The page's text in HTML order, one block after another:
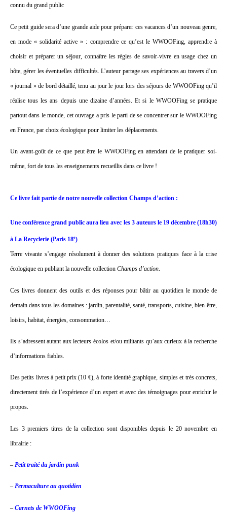
connu du grand public
Ce petit guide sera d’une grande aide pour préparer ces vacances d’un nouveau genre,
en mode « solidarité active » : comprendre ce qu’est le WWOOFing, apprendre à
choisir et préparer un séjour, connaître les règles de savoir-vivre en usage chez un
hôte, gérer les éventuelles difficultés. L’auteur partage ses expériences au travers d’un
« journal » de bord détaillé, tenu au jour le jour lors des séjours de WWOOFing qu’il
réalise tous les ans depuis une dizaine d’années. Et si le WWOOFing se pratique
partout dans le monde, cet ouvrage a pris le parti de se concentrer sur le WWOOFing
en France, par choix écologique pour limiter les déplacements.
Un avant-goût de ce que peut être le WWOOFing en attendant de le pratiquer soi-
même, fort de tous les enseignements recueillis dans ce livre !
Ce livre fait partie de notre nouvelle collection Champs d’action :
Une conférence grand public aura lieu avec les 3 auteurs le 19 décembre (18h30)
à La Recyclerie (Paris 18e)
Terre vivante s’engage résolument à donner des solutions pratiques face à la crise
écologique en publiant la nouvelle collection Champs d’action.
Ces livres donnent des outils et des réponses pour bâtir au quotidien le monde de
demain dans tous les domaines : jardin, parentalité, santé, transports, cuisine, bien-être,
loisirs, habitat, énergies, consommation…
Ils s’adressent autant aux lecteurs écolos et/ou militants qu’aux curieux à la recherche
d’informations fiables.
Des petits livres à petit prix (10 €), à forte identité graphique, simples et très concrets,
directement tirés de l’expérience d’un expert et avec des témoignages pour enrichir le
propos.
Les 3 premiers titres de la collection sont disponibles depuis le 20 novembre en
librairie :
– Petit traité du jardin punk
– Permaculture au quotidien
– Carnets de WWOOFing